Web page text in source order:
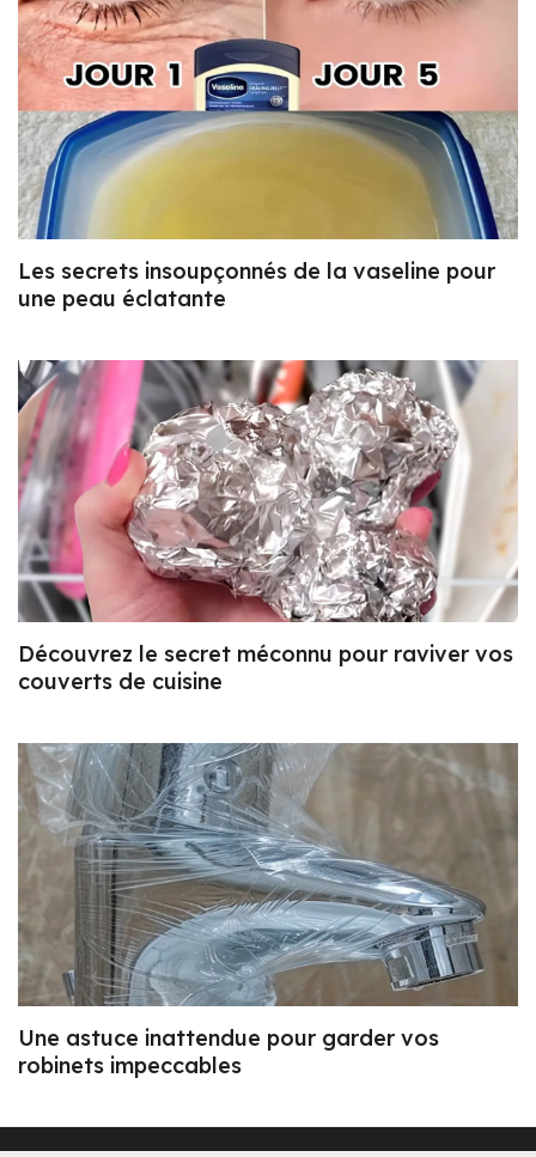
Les secrets insoupçonnés de la vaseline pour
une peau éclatante
Découvrez le secret méconnu pour raviver vos
couverts de cuisine
Une astuce inattendue pour garder vos
robinets impeccables